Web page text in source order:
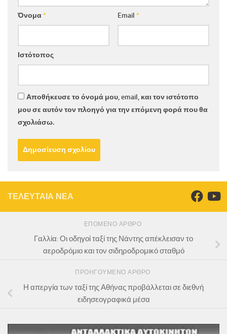
Όνομα* Email *
Ιστότοπος
Αποθήκευσε το όνομά μου, email, και τον ιστότοπο
μου σε αυτόν τον πλοηγό για την επόμενη φορά που θα
σχολιάσω.
ΤΕΛΕΥΤΑΙΑ ΝΕΑ
ΕΠΌΜΕΝΟ ΆΡΘΡΟ
Γαλλία: Οι οδηγοί ταξί της Νάντης απέκλεισαν το
αεροδρόμιο και τον σιδηροδρομικό σταθμό
ΠΡΟΗΓΟΎΜΕΝΟ ΆΡΘΡΟ
Η απεργία των ταξί της Αθήνας προβάλλεται σε διεθνή
ειδησεογραφικά μέσα